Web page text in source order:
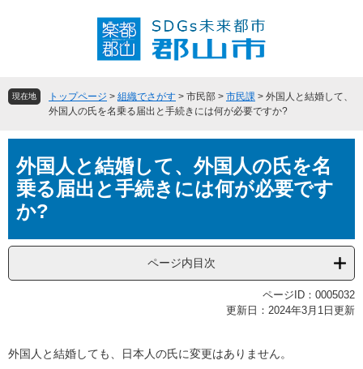
頭
飛現在地 トップページ > 組織でさがす > 市民部 > 市民課 > 外国人と結婚して、
外国人の氏を名乗る届出と手続きには何が必要ですか?
文外国人と結婚して、外国人の氏を名
乗る届出と手続きには何が必要です
か?
ページ内目次
ページID：0005032
更新日：2024年3月1日更新
外国人と結婚しても、日本人の氏に変更はありません。